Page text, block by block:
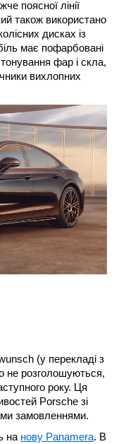
поясної лінії
також використано
дисках із
має пофарбовані
фар і скла,
вихлопних
(у перекладі з
не розголошуються,
року. Ця
Porsche зі
замовленнями.
на нову Panamera. В